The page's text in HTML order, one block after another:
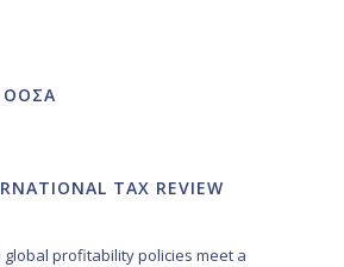
TAX REVIEW
global profitability policies meet a